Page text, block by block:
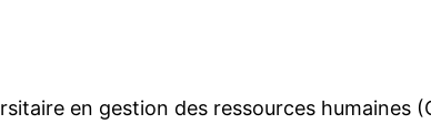
en gestion des ressources humaines